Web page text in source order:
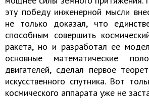
эту победу инженерной мысли
не только доказал, что
способным совершить
ракета, но и разработал ее
основные математические
двигателей, сделал первое
искусственного спутника. Вот
космического аппарата уже не